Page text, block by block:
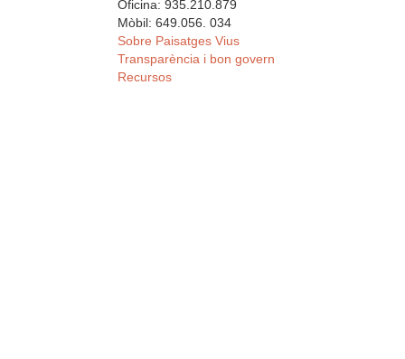
Oficina: 935.210.879
Mòbil: 649.056. 034
Sobre Paisatges Vius
Transparència i bon govern
Recursos